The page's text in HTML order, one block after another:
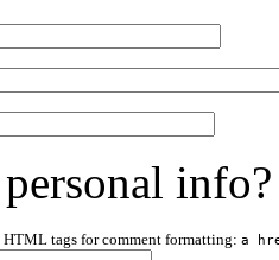
info?
tags for comment formatting: a